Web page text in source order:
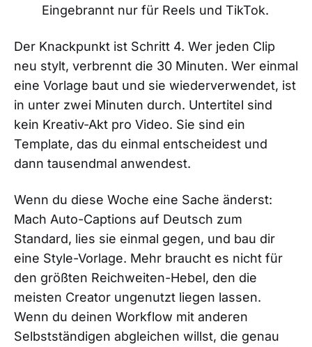
Eingebrannt nur für Reels und TikTok.
Der Knackpunkt ist Schritt 4. Wer jeden Clip
neu stylt, verbrennt die 30 Minuten. Wer einmal
eine Vorlage baut und sie wiederverwendet, ist
in unter zwei Minuten durch. Untertitel sind
kein Kreativ-Akt pro Video. Sie sind ein
Template, das du einmal entscheidest und
dann tausendmal anwendest.
Wenn du diese Woche eine Sache änderst:
Mach Auto-Captions auf Deutsch zum
Standard, lies sie einmal gegen, und bau dir
eine Style-Vorlage. Mehr braucht es nicht für
den größten Reichweiten-Hebel, den die
meisten Creator ungenutzt liegen lassen.
Wenn du deinen Workflow mit anderen
Selbstständigen abgleichen willst, die genau